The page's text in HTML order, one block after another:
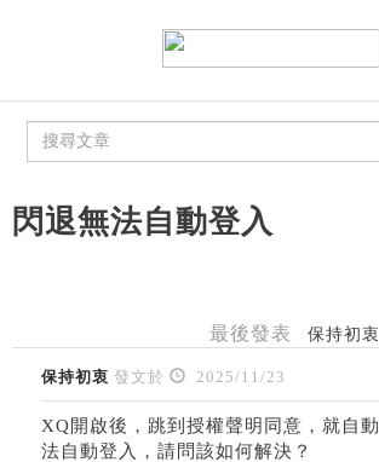
閃退無法自動登入
最後發表 保持初衷
保持初衷 發文於 2025/11/23
XQ開啟後，跳到授權聲明同意，就自
法自動登入，請問該如何解決？